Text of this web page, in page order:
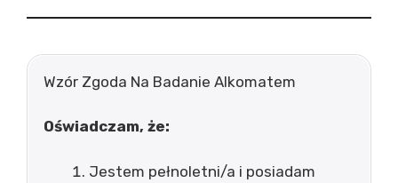
Wzór Zgoda Na Badanie Alkomatem
Oświadczam, że:
Jestem pełnoletni/a i posiadam